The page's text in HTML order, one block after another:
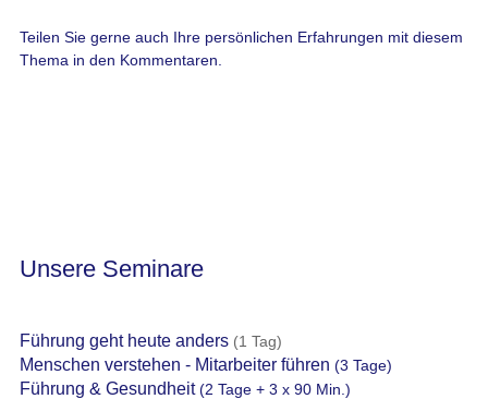
Teilen Sie gerne auch Ihre persönlichen Erfahrungen mit diesem
Thema in den Kommentaren.
Unsere Seminare
Führung geht heute anders(1 Tag)
Menschen verstehen - Mitarbeiter führen (3 Tage)
Führung & Gesundheit(2 Tage + 3 x 90 Min.)